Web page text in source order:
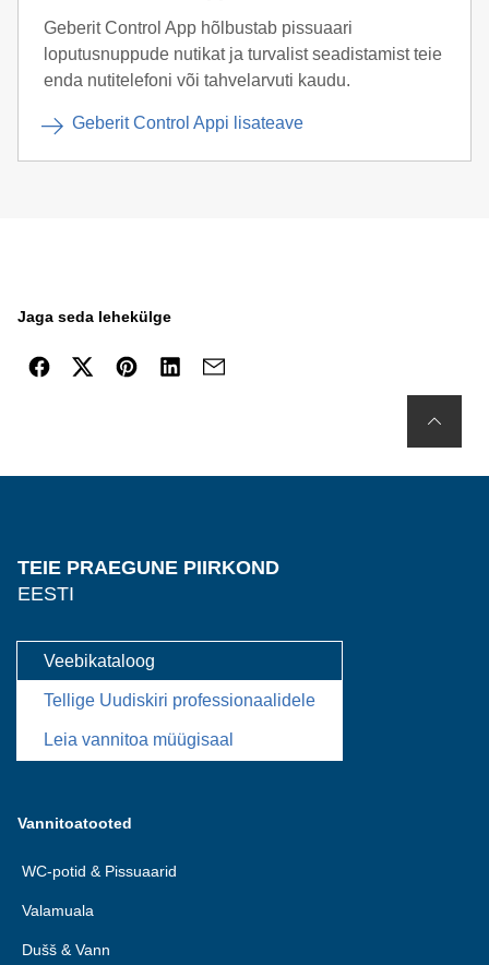
Geberit Control App hõlbustab pissuaari
loputusnuppude nutikat ja turvalist seadistamist teie
enda nutitelefoni või tahvelarvuti kaudu.
Geberit Control Appi lisateave
Jaga seda lehekülge
TEIE PRAEGUNE PIIRKOND
EESTI
Veebikataloog
Tellige Uudiskiri professionaalidele
Leia vannitoa müügisaal
Vannitoatooted
WC-potid & Pissuaarid
Valamuala
Dušš & Vann